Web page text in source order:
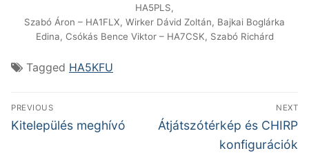
HA5PLS,
Szabó Áron – HA1FLX, Wirker Dávid Zoltán, Bajkai Boglárka
Edina, Csókás Bence Viktor – HA7CSK, Szabó Richárd
Tagged HA5KFU
Bejegyzés
navigáció
PREVIOUS
Previous
Kitelepülés meghívó
NEXT
Next
Átjátszótérkép és CHIRP
konfigurációk